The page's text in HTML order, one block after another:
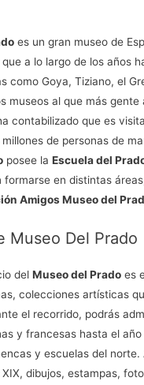
es un gran museo de
a lo largo de los años
como Goya, Tiziano, el
museos al que más
contabilizado que es
de personas de
posee laEscuela del
formarse en distintas
Amigos Museo del
Museo Del Prado
delMuseo del Prado es
colecciones artísticas
el recorrido, podrás
y francesas hasta el
y escuelas del norte.
dibujos, estampas,